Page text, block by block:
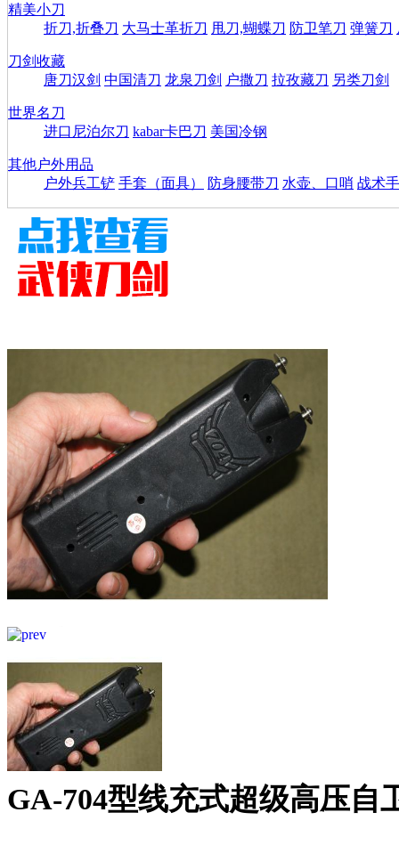
精美小刀
折刀,折叠刀 大马士革折刀 甩刀,蝴蝶刀 防卫笔刀 弹簧刀
刀剑收藏
唐刀汉剑 中国清刀 龙泉刀剑 户撒刀 拉孜藏刀 另类刀剑
世界名刀
进口尼泊尔刀 kabar卡巴刀 美国冷钢
其他户外用品
户外兵工铲 手套（面具） 防身腰带刀 水壶、口哨 战术
GA-704型线充式超级高压自